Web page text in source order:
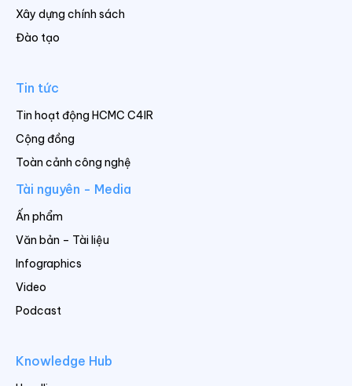
Xây dựng chính sách
Đào tạo
Tin tức
Tin hoạt động HCMC C4IR
Cộng đồng
Toàn cảnh công nghệ
Tài nguyên - Media
Ấn phẩm
Văn bản – Tài liệu
Infographics
Video
Podcast
Knowledge Hub